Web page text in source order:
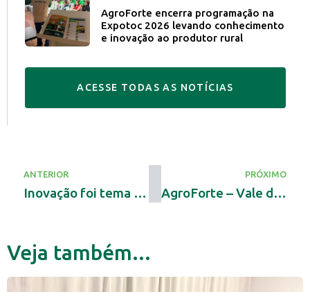
AgroForte encerra programação na
Expotoc 2026 levando conhecimento
e inovação ao produtor rural
A CESSE TO DA S A S NOT ÍCIAS
ANTERIOR
Inovação foi tema de 2º Encontro Estadual CNA Jovem no Tocantins
PRÓXIMO
AgroForte – Vale do Araguaia será parte da programação da Agrovale, em Lagoa da Confusão
Veja também...